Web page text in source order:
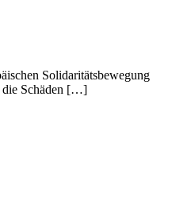
Solidaritätsbewegung
die Schäden […]